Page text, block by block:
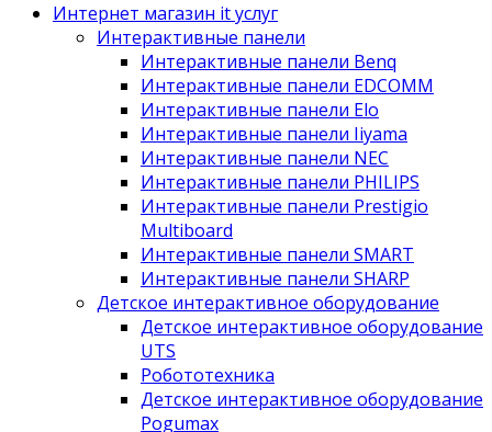
Интернет магазин it услуг
Интерактивные панели
Интерактивные панели Benq
Интерактивные панели EDCOMM
Интерактивные панели Elo
Интерактивные панели Iiyama
Интерактивные панели NEC
Интерактивные панели PHILIPS
Интерактивные панели Prestigio
Multiboard
Интерактивные панели SMART
Интерактивные панели SHARP
Детское интерактивное оборудование
Детское интерактивное оборудование
UTS
Робототехника
Детское интерактивное оборудование
Pogumax